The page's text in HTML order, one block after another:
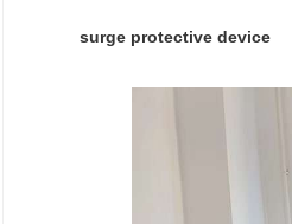
surge protective device